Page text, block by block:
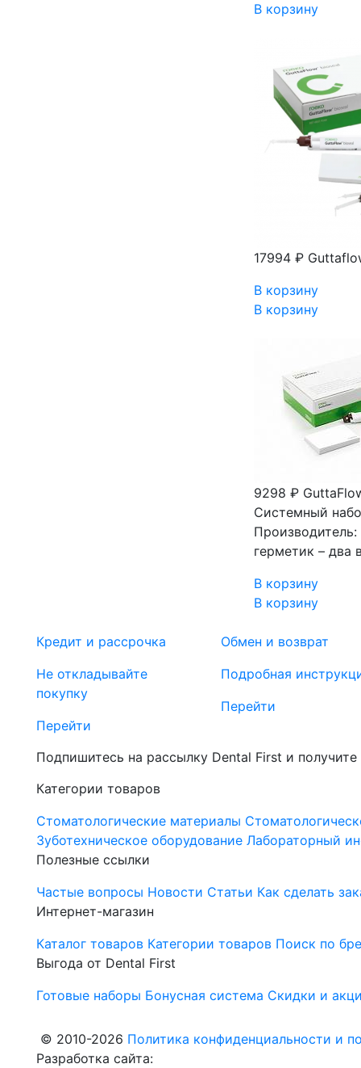
В корзину
17994 ₽
В корзину
В корзину
9298 ₽
Системный
герметик – два
В корзину
В корзину
Кредит и рассрочка
Не откладывайте
покупку
Перейти
Обмен и возврат
Подробная
Перейти
Подпишитесь на рассылку Dental First и
Категории товаров
Стоматологические материалы
Зуботехническое оборудование Лабораторный
Полезные ссылки
Частые вопросы Новости Статьи Как сделать
Интернет-магазин
Каталог товаров Категории товаров Поиск по
Выгода от Dental First
Готовые наборы Бонусная система Скидки и
© 2010-2026 Политика конфиденциальности и
Разработка сайта: